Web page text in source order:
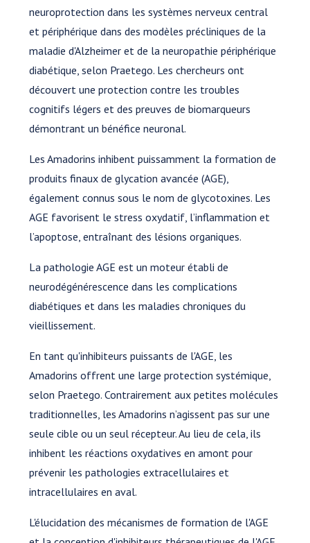
neuroprotection dans les systèmes nerveux central
et périphérique dans des modèles précliniques de la
maladie d'Alzheimer et de la neuropathie périphérique
diabétique, selon Praetego. Les chercheurs ont
découvert une protection contre les troubles
cognitifs légers et des preuves de biomarqueurs
démontrant un bénéfice neuronal.
Les Amadorins inhibent puissamment la formation de
produits finaux de glycation avancée (AGE),
également connus sous le nom de glycotoxines. Les
AGE favorisent le stress oxydatif, l’inflammation et
l’apoptose, entraînant des lésions organiques.
La pathologie AGE est un moteur établi de
neurodégénérescence dans les complications
diabétiques et dans les maladies chroniques du
vieillissement.
En tant qu'inhibiteurs puissants de l'AGE, les
Amadorins offrent une large protection systémique,
selon Praetego. Contrairement aux petites molécules
traditionnelles, les Amadorins n’agissent pas sur une
seule cible ou un seul récepteur. Au lieu de cela, ils
inhibent les réactions oxydatives en amont pour
prévenir les pathologies extracellulaires et
intracellulaires en aval.
L'élucidation des mécanismes de formation de l'AGE